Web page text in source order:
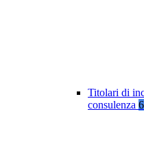
Titolari di
consulenza 6